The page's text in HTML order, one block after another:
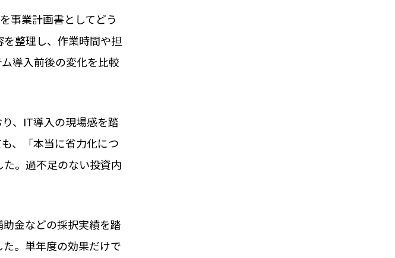
事業計画書としてどう
整理し、作業時間や担
導入前後の変化を比較
、IT導入の現場感を踏
、「本当に省力化につ
。過不足のない投資内
金などの採択実績を踏
。単年度の効果だけで